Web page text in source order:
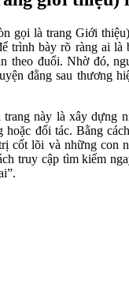
gọi là trang Giới
trình bày rõ ràng ai là
theo đuổi. Nhờ đó,
đằng sau thương
trang này là xây dựng
hoặc đối tác. Bằng
cốt lõi và những con
truy cập tìm kiếm